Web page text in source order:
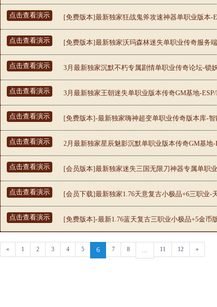
点击查看演示 [免费版本]最新独家狂战鬼斧攻速神器单职业版本-
点击查看演示 [免费版本]最新独家沃玛森林迷失单职业传奇服务
点击查看演示 3月最新独家沉默不朽专属剧情单职业传奇论坛-锁
点击查看演示 3月最新独家王朝迷失单职业版本传奇GM基地-
点击查看演示 [免费版本]-最新独家嗨神超变单职业传奇版本库-
点击查看演示 2月最新独家星辰魅影沉默单职业版本传奇GM基
点击查看演示 [会员版本]最新独家迷失三国无限刀神器专属单职
点击查看演示 [会员下载]最新独家1.76天意复古小极品+6三职业
点击查看演示 [免费版本]-最新1.76蓝天复古三职业小极品+5金
« 1 2 3 4 5 6 7 8 ... 11 12 »